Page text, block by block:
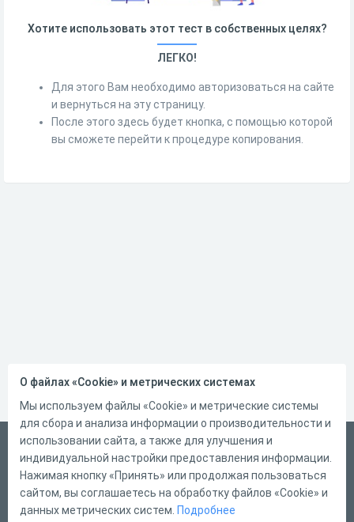
Хотите использовать этот тест в собственных целях?
ЛЕГКО!
Для этого Вам необходимо авторизоваться на сайте
и вернуться на эту страницу.
После этого здесь будет кнопка, с помощью которой
вы сможете перейти к процедуре копирования.
Русский
Справка
Форма обратной связи
О файлах «Cookie» и метрических системах
Мы используем файлы «Cookie» и метрические системы
для сбора и анализа информации о производительности и
использовании сайта, а также для улучшения и
индивидуальной настройки предоставления информации.
Нажимая кнопку «Принять» или продолжая пользоваться
сайтом, вы соглашаетесь на обработку файлов «Cookie» и
данных метрических систем. Подробнее